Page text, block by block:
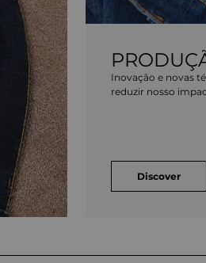
Inovação e novas
reduzir nosso
Discover